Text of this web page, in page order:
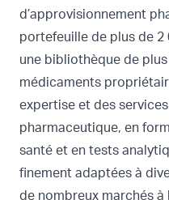
d’approvisionnement
portefeuille de plus de
une bibliothèque de
médicaments
expertise et des
pharmaceutique, en
santé et en tests
finement adaptées à
de nombreux marchés à